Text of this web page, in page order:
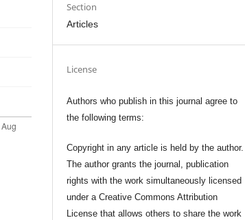
Section
Articles
License
Authors who publish in this journal agree to
the following terms:
Copyright in any article is held by the author.
The author grants the journal, publication
rights with the work simultaneously licensed
under a Creative Commons Attribution
License that allows others to share the work